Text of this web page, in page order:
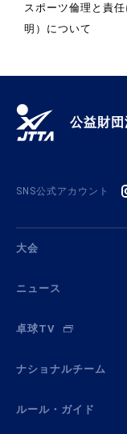
スポーツ倫理と責
明）について
公益財
SNS公式アカウント
大会
ニュース
卓球TV
ナショナルチーム
ルール・ガイド